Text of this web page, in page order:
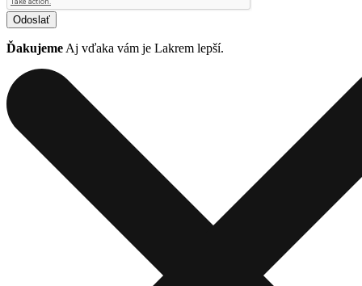
Odoslať
Ďakujeme Aj vďaka vám je Lakrem lepší.